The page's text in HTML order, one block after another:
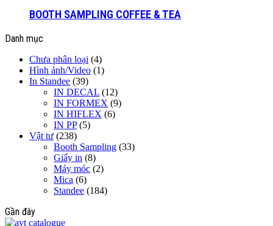
BOOTH SAMPLING COFFEE & TEA
Danh mục
Chưa phân loại (4)
Hình ảnh/Video (1)
In Standee (39)
IN DECAL (12)
IN FORMEX (9)
IN HIFLEX (6)
IN PP(5)
Vật tư (238)
Booth Sampling (33)
Giấy in (8)
Máy móc (2)
Mica (6)
Standee (184)
Gần đây